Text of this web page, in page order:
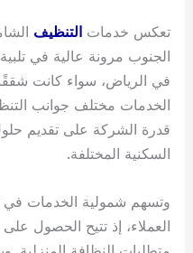
تعكس خدماتالتنظيف
الجنوب مرونة عالية في
في الرياض، سواء كانت
الخدمات مختلف جوانب
قدرة الشركة على تقديم
السكنية المختلفة.
وتسهم شمولية الخدمات في
العملاء، إذ تتيح الحصول